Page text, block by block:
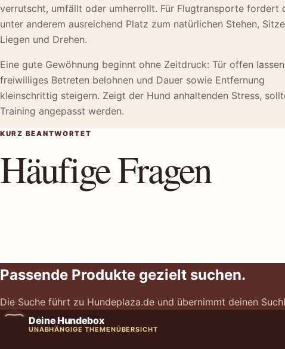
verrutscht, umfällt oder umherrollt. Für Flugtransporte fordert
unter anderem ausreichend Platz zum natürlichen Stehen,
Liegen und Drehen.
Eine gute Gewöhnung beginnt ohne Zeitdruck: Tür offen
freiwilliges Betreten belohnen und Dauer sowie Entfernung
kleinschrittig steigern. Zeigt der Hund anhaltenden Stress,
Training angepasst werden.
KURZ BEANTWORTET
Häufige Fragen
Passende Produkte gezielt suchen.
Die Suche führt zu Hundeplaza.de und übernimmt deinen
Deine Hundebox
UNABHÄNGIGE THEMENÜBERSICHT